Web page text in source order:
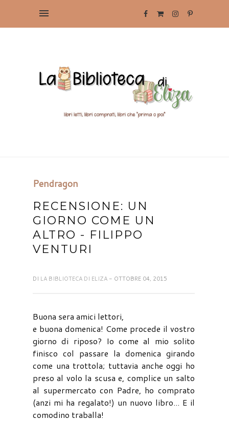
Pendragon
RECENSIONE: UN
GIORNO COME UN
ALTRO - FILIPPO
VENTURI
DI LA BIBLIOTECA DI ELIZA - OTTOBRE 04, 2015
Buona sera amici lettori,
e buona domenica! Come procede il vostro
giorno di riposo? Io come al mio solito
finisco col passare la domenica girando
come una trottola; tuttavia anche oggi ho
preso al volo la scusa e, complice un salto
al supermercato con Padre, ho comprato
(anzi mi ha regalato!) un nuovo libro... E il
comodino traballa!